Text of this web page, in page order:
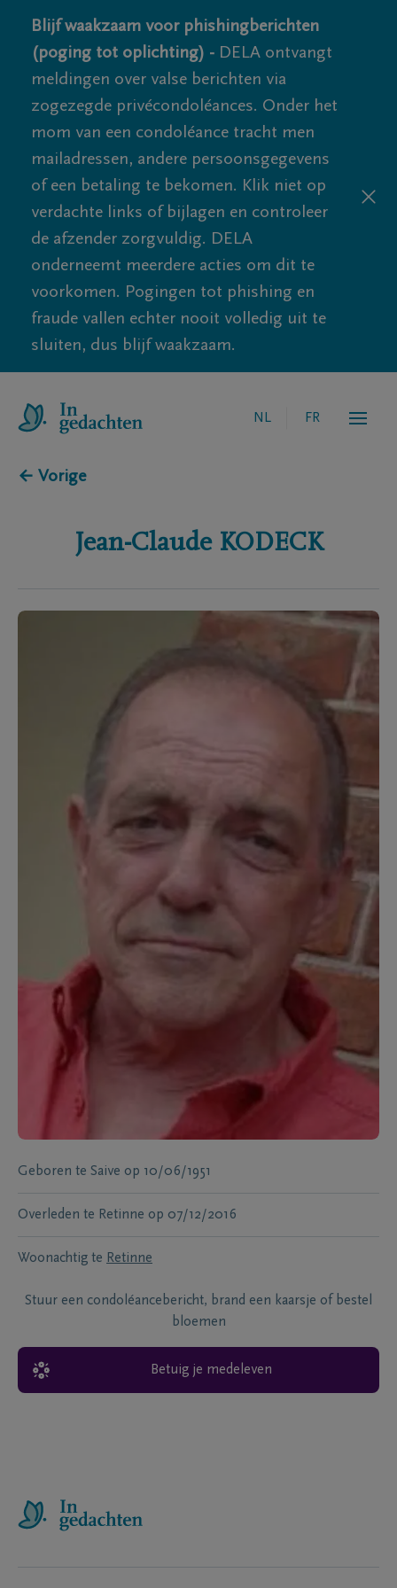
Blijf waakzaam voor phishingberichten
(poging tot oplichting) - DELA ontvangt
meldingen over valse berichten via
zogezegde privécondoléances. Onder het
mom van een condoléance tracht men
mailadressen, andere persoonsgegevens
of een betaling te bekomen. Klik niet op
verdachte links of bijlagen en controleer
de afzender zorgvuldig. DELA
onderneemt meerdere acties om dit te
voorkomen. Pogingen tot phishing en
fraude vallen echter nooit volledig uit te
sluiten, dus blijf waakzaam.
NL FR
← Vorige
Jean-Claude KODECK
Geboren te Saive op 10/06/1951
Overleden te Retinne op 07/12/2016
Woonachtig te Retinne
Stuur een condoléancebericht, brand een kaarsje of bestel
bloemen
Betuig je medeleven